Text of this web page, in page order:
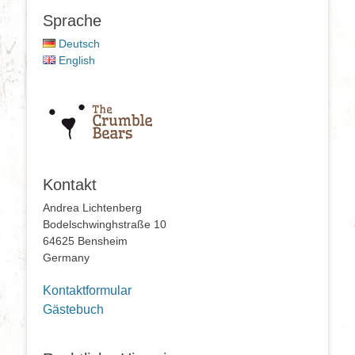
Sprache
Deutsch
English
Kontakt
Andrea Lichtenberg
Bodelschwinghstraße 10
64625 Bensheim
Germany
Kontaktformular
Gästebuch